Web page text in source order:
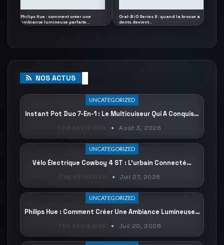
Philips Hue : comment créer une
ambiance lumineuse parfaite…
Oral-B iO Series 9 : quand la brosse à
dents devient…
NOS ACTUS
UNCATEGORIZED
Instant Pot Duo 7-En-1 : Le Multicuiseur Qui A Conquis…
Août 3, 2026
UNCATEGORIZED
Vélo Électrique Cowboy 4 ST : L’urbain Connecté…
Juil 27, 2026
UNCATEGORIZED
Philips Hue : Comment Créer Une Ambiance Lumineuse…
Juil 20, 2026